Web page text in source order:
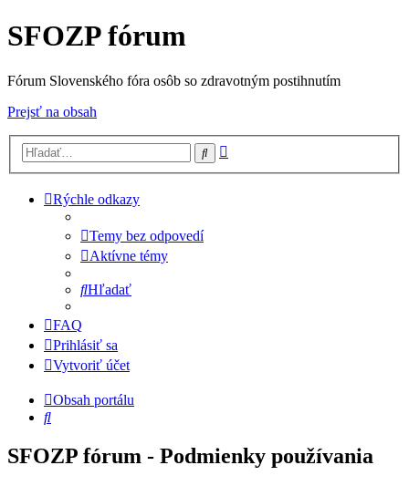
SFOZP fórum
Fórum Slovenského fóra osôb so zdravotným postihnutím
Prejsť na obsah
Hľadať
Rýchle odkazy
Temy bez odpovedí
Aktívne témy
Hľadať
FAQ
Prihlásiť sa
Vytvoriť účet
Obsah portálu
Hľadať
SFOZP fórum - Podmienky používania